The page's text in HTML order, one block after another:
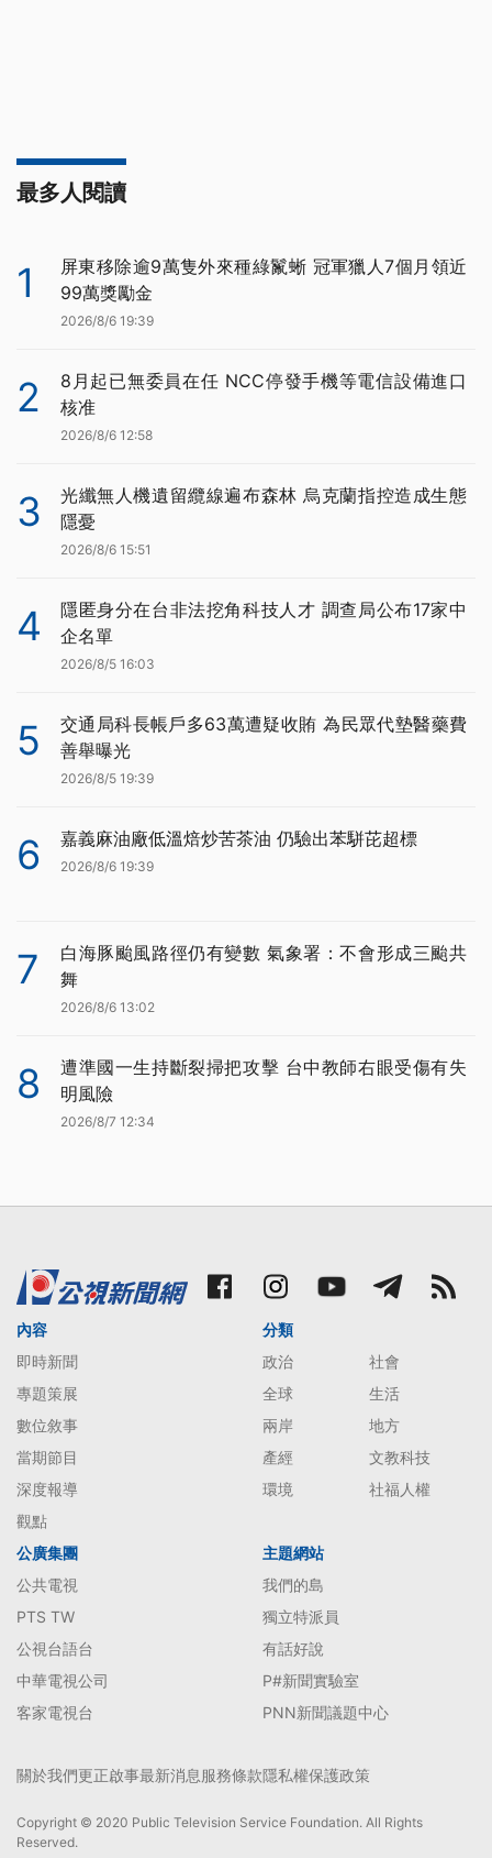
最多人閱讀
1
屏東移除逾9萬隻外來種綠鬣蜥 冠軍獵人7個月領近
99萬獎勵金
2026/8/6 19:39
2
8月起已無委員在任 NCC停發手機等電信設備進口
核准
2026/8/6 12:58
3
光纖無人機遺留纜線遍布森林 烏克蘭指控造成生態
隱憂
2026/8/6 15:51
4
隱匿身分在台非法挖角科技人才 調查局公布17家中
企名單
2026/8/5 16:03
5
交通局科長帳戶多63萬遭疑收賄 為民眾代墊醫藥費
善舉曝光
2026/8/5 19:39
6 嘉義麻油廠低溫焙炒苦茶油 仍驗出苯駢芘超標
2026/8/6 19:39
7
白海豚颱風路徑仍有變數 氣象署：不會形成三颱共
舞
2026/8/6 13:02
8
遭準國一生持斷裂掃把攻擊 台中教師右眼受傷有失
明風險
2026/8/7 12:34
內容
即時新聞
專題策展
數位敘事
當期節目
深度報導
觀點
分類
政治
社會
全球
生活
兩岸
地方
產經
文教科技
環境
社福人權
公廣集團
公共電視
PTS TW
公視台語台
中華電視公司
客家電視台
主題網站
我們的島
獨立特派員
有話好說
P#新聞實驗室
PNN新聞議題中心
關於我們更正啟事最新消息服務條款隱私權保護政策
Copyright © 2020 Public Television Service Foundation. All Rights
Reserved.